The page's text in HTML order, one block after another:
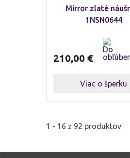
Mirror zlaté
1NSN0644
210,00 €
Viac o šperku
1 - 16 z 92 produktov